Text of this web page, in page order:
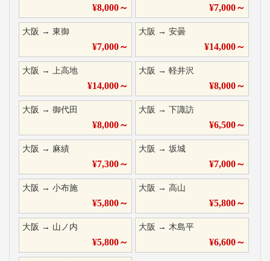
¥8,000～ ¥7,000～
大阪 → 東御
¥7,000～
大阪 →安曇
¥14,000～
大阪 → 上高地
¥14,000～
大阪 →軽井沢
¥8,000～
大阪 → 御代田
¥8,000～
大阪 →下諏訪
¥6,500～
大阪 → 麻績
¥7,300～
大阪 →坂城
¥7,000～
大阪 → 小布施
¥5,800～
大阪 →高山
¥5,800～
大阪 → 山ノ内
¥5,800～
大阪 →木島平
¥6,600～